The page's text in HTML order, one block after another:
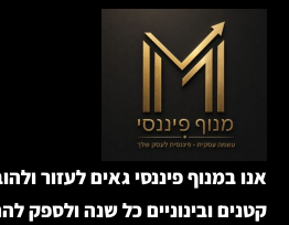
אנו במנוף פיננסי גאים לעזור
קטנים ובינוניים כל שנה ולספק